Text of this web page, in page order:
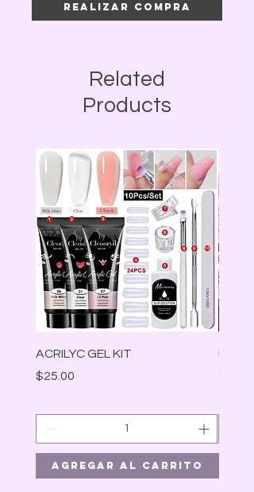
Realizar compra
Related
Products
ACRILYC GEL KIT
Precio
$25.00
Agregar al carrito
Precio
$30.00